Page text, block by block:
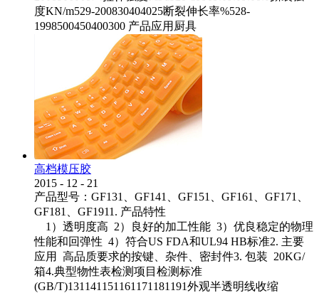
度KN/m529-200830404025断裂伸长率%528-
1998500450400300 产品应用厨具
高档模压胶
2015 - 12 - 21
产品型号：GF131、GF141、GF151、GF161、GF171、
GF181、GF1911. 产品特性
1）透明度高 2）良好的加工性能 3）优良稳定的物理
性能和回弹性 4）符合US FDA和UL94 HB标准2. 主要
应用 高品质要求的按键、杂件、密封件3. 包装 20KG/
箱4.典型物性表检测项目检测标准
(GB/T)131141151161171181191外观半透明线收缩